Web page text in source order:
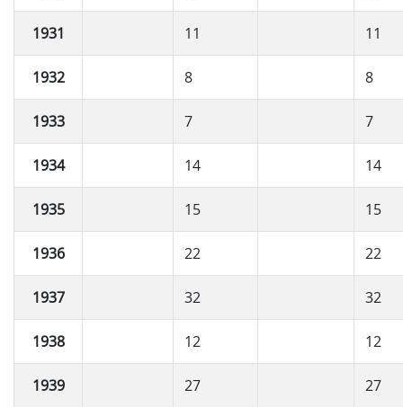
1931 11 11
1932 8 8
1933 7 7
1934 14 14
1935 15 15
1936 22 22
1937 32 32
1938 12 12
1939 27 27